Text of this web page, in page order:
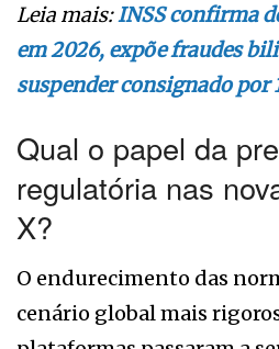
Leia mais:INSS confirma
em 2026, expõe fraudes
suspender consignado por
Qual o papel da
regulatória nas
X?
O endurecimento das
cenário global mais